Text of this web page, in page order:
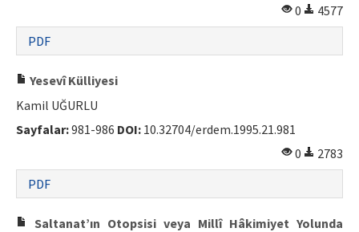
0
4577
PDF
Yesevî Külliyesi
Kamil UĞURLU
Sayfalar:981-986 DOI: 10.32704/erdem.1995.21.981
0
2783
PDF
Saltanat’ın Otopsisi veya Millî Hâkimiyet Yolunda